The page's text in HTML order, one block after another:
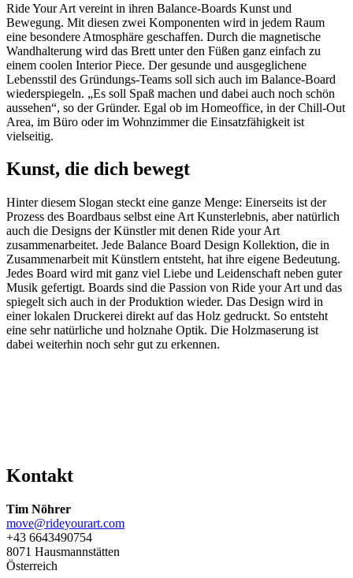
Ride Your Art vereint in ihren Balance-Boards Kunst und
Bewegung. Mit diesen zwei Komponenten wird in jedem Raum
eine besondere Atmosphäre geschaffen. Durch die magnetische
Wandhalterung wird das Brett unter den Füßen ganz einfach zu
einem coolen Interior Piece. Der gesunde und ausgeglichene
Lebensstil des Gründungs-Teams soll sich auch im Balance-Board
wiederspiegeln. „Es soll Spaß machen und dabei auch noch schön
aussehen“, so der Gründer. Egal ob im Homeoffice, in der Chill-Out
Area, im Büro oder im Wohnzimmer die Einsatzfähigkeit ist
vielseitig.
Kunst, die dich bewegt
Hinter diesem Slogan steckt eine ganze Menge: Einerseits ist der
Prozess des Boardbaus selbst eine Art Kunsterlebnis, aber natürlich
auch die Designs der Künstler mit denen Ride your Art
zusammenarbeitet. Jede Balance Board Design Kollektion, die in
Zusammenarbeit mit Künstlern entsteht, hat ihre eigene Bedeutung.
Jedes Board wird mit ganz viel Liebe und Leidenschaft neben guter
Musik gefertigt. Boards sind die Passion von Ride your Art und das
spiegelt sich auch in der Produktion wieder. Das Design wird in
einer lokalen Druckerei direkt auf das Holz gedruckt. So entsteht
eine sehr natürliche und holznahe Optik. Die Holzmaserung ist
dabei weiterhin noch sehr gut zu erkennen.
Kontakt
Tim Nöhrer
move@rideyourart.com
+43 6643490754
8071 Hausmannstätten
Österreich